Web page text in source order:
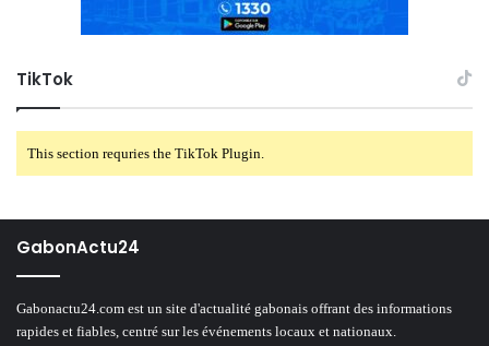
TikTok
This section requries the TikTok Plugin.
GabonActu24
Gabonactu24.com est un site d'actualité gabonais offrant des informations
rapides et fiables, centré sur les événements locaux et nationaux.